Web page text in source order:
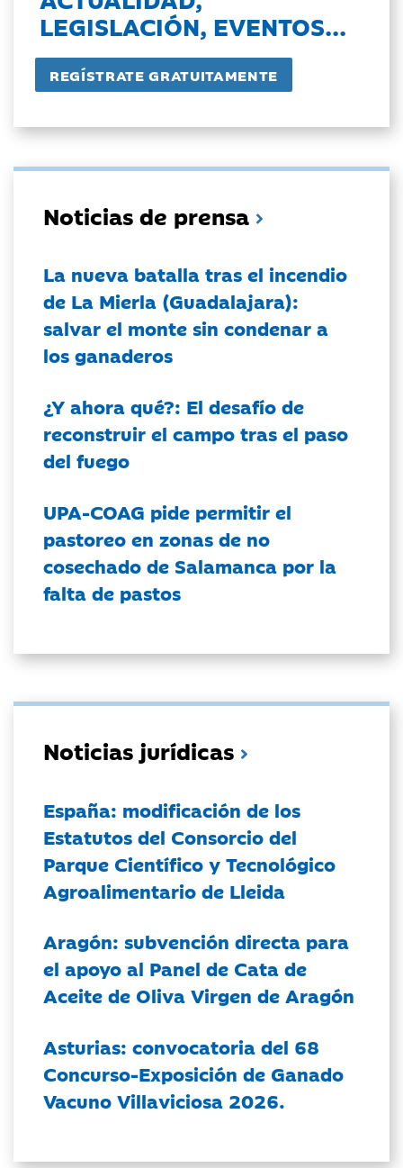
LEGISLACIÓN, EVENTOS...
Noticias de prensa
La nueva batalla tras el incendio
de La Mierla (Guadalajara):
salvar el monte sin condenar a
los ganaderos
¿Y ahora qué?: El desafío de
reconstruir el campo tras el paso
del fuego
UPA-COAG pide permitir el
pastoreo en zonas de no
cosechado de Salamanca por la
falta de pastos
Noticias jurídicas
España: modificación de los
Estatutos del Consorcio del
Parque Científico y Tecnológico
Agroalimentario de Lleida
Aragón: subvención directa para
el apoyo al Panel de Cata de
Aceite de Oliva Virgen de Aragón
Asturias: convocatoria del 68
Concurso-Exposición de Ganado
Vacuno Villaviciosa 2026.